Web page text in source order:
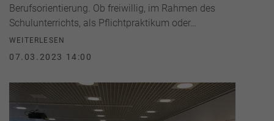
Berufsorientierung. Ob freiwillig, im Rahmen des
Schulunterrichts, als Pflichtpraktikum oder…
WEITERLESEN
07.03.2023 14:00